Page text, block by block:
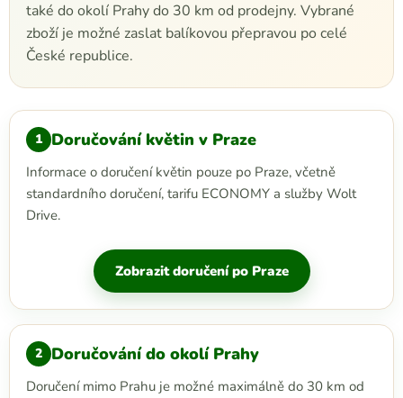
také do okolí Prahy do 30 km od prodejny. Vybrané
zboží je možné zaslat balíkovou přepravou po celé
České republice.
1 Doručování květin v Praze
Informace o doručení květin pouze po Praze, včetně
standardního doručení, tarifu ECONOMY a služby Wolt
Drive.
Zobrazit doručení po Praze
2 Doručování do okolí Prahy
Doručení mimo Prahu je možné maximálně do 30 km od